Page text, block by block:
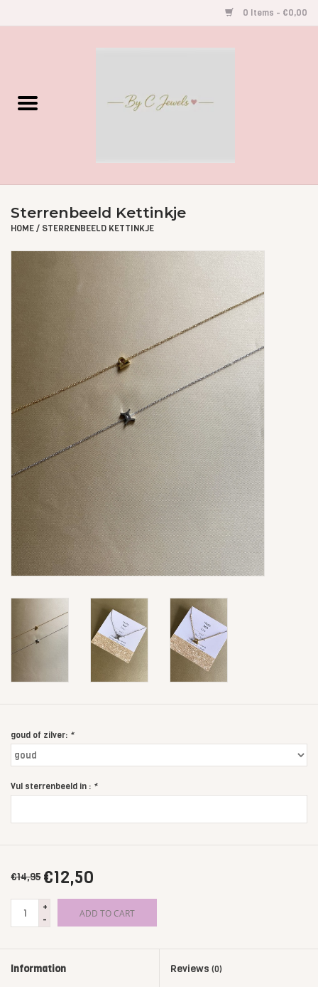
0 Items - €0,00
Gegraveerde Sieraden
Oorbellen
Kettingen
Super Sale
New In
Special Satijn Koord
Brands
Sterrenbeeld Kettinkje
HOME/ STERRENBEELD KETTINKJE
goud of zilver: *
Vul sterrenbeeld in : *
€14,95 €12,50
+
-
ADD TO CART
Information Reviews (0)